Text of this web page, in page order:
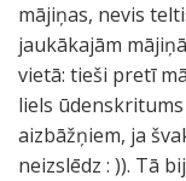
mājiņas, nevis
jaukākajām
vietā: tieši pretī
liels
aizbāžņiem, ja
neizslēdz : )). Tā